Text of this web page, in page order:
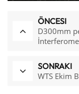
ÖNCESI
D300mm
SONRAKI
WTS Ekim